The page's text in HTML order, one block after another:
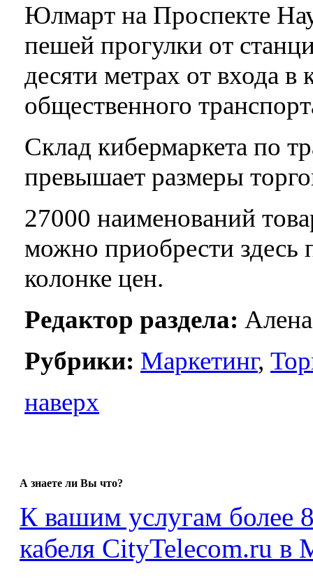
Юлмарт на Проспекте
пешей прогулки от
десяти метрах от входа в
общественного
Склад кибермаркета по
превышает размеры
27000 наименований
можно приобрести здесь
колонке цен.
Редактор раздела:
Рубрики: Маркетинг,
наверх
А знаете ли Вы что?
К вашим услугам более
кабеля CityTelecom.ru в